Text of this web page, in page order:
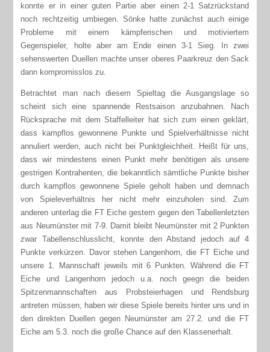
konnte er in einer guten Partie aber einen 2-1 Satzrückstand
noch rechtzeitig umbiegen. Sönke hatte zunächst auch einige
Probleme mit einem kämpferischen und motiviertem
Gegenspieler, holte aber am Ende einen 3-1 Sieg. In zwei
sehenswerten Duellen machte unser oberes Paarkreuz den Sack
dann kompromisslos zu.
Betrachtet man nach diesem Spieltag die Ausgangslage so
scheint sich eine spannende Restsaison anzubahnen. Nach
Rücksprache mit dem Staffelleiter hat sich zum einen geklärt,
dass kampflos gewonnene Punkte und Spielverhältnisse nicht
annuliert werden, auch nicht bei Punktgleichheit. Heißt für uns,
dass wir mindestens einen Punkt mehr benötigen als unsere
gestrigen Kontrahenten, die bekanntlich sämtliche Punkte bisher
durch kampflos gewonnene Spiele geholt haben und demnach
von Spieleverhältnis her nicht mehr einzuholen sind. Zum
anderen unterlag die FT Eiche gestern gegen den Tabellenletzten
aus Neumünster mit 7-9. Damit bleibt Neumünster mit 2 Punkten
zwar Tabellenschlusslicht, konnte den Abstand jedoch auf 4
Punkte verkürzen. Davor stehen Langenhorn, die FT Eiche und
unsere 1. Mannschaft jeweils mit 6 Punkten. Während die FT
Eiche und Langenhorn jedoch u.a. noch geegn die beiden
Spitzenmannschaften aus Probsteierhagen und Rendsburg
antreten müssen, haben wir diese Spiele bereits hinter uns und in
den direkten Duellen gegen Neumünster am 27.2. und die FT
Eiche am 5.3. noch die große Chance auf den Klassenerhalt.